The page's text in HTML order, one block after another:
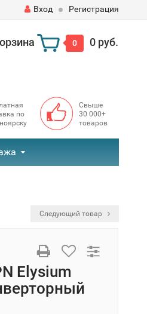
Вход Регистрация
0 0 руб.
по
Свыше
30 000+
товаров
Следующий товар
Elysium